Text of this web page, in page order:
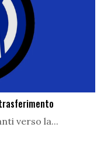
verso la...